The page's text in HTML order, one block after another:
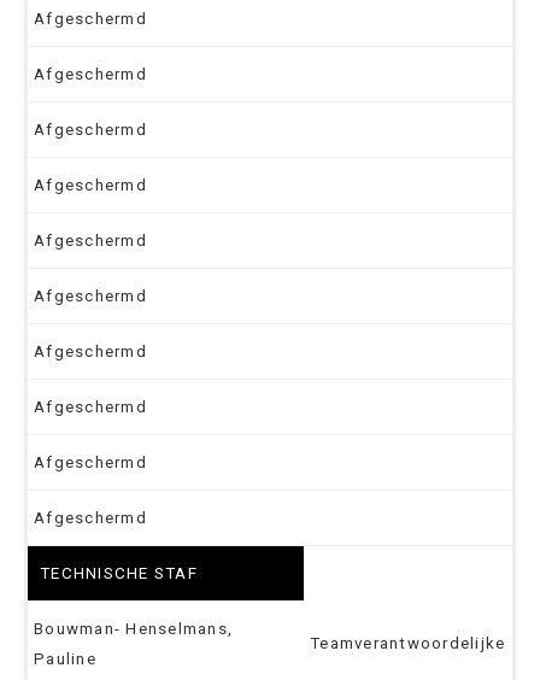
Afgeschermd
Afgeschermd
Afgeschermd
Afgeschermd
Afgeschermd
Afgeschermd
Afgeschermd
Afgeschermd
Afgeschermd
Afgeschermd
TECHNISCHE STAF
Bouwman- Henselmans,
Pauline
Teamverantwoordelijke